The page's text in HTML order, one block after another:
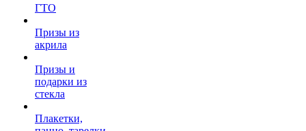
ГТО
Призы из
акрила
Призы и
подарки из
стекла
Плакетки,